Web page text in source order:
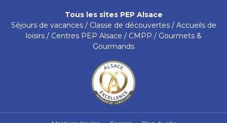
Tous les sites PEP Alsace
Séjours de vacances/ Classe de découvertes/ Accueils de
loisirs/ Centres PEP Alsace / CMPP / Gourmets &
Gourmands